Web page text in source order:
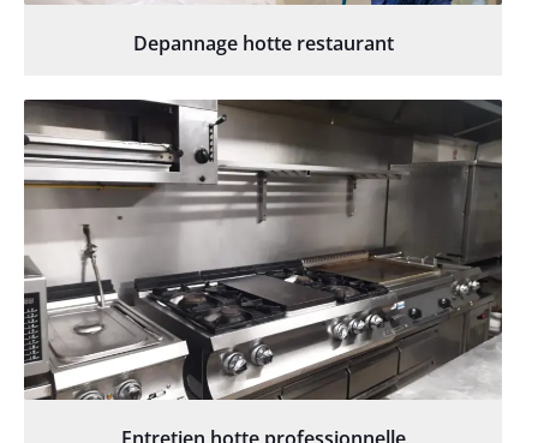
Depannage hotte restaurant
Entretien hotte professionnelle